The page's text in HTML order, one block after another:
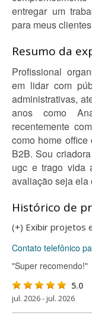
entregar um
para meus
Resumo da
Profissional
em lidar com
administrativas,
anos como
recentemente
como home office
B2B. Sou
ugc e trago vida
avaliação seja ela
Histórico de
(+) Exibir projetos
Contato telefônico
"Super recomendo!"
5.0
jul. 2026 - jul. 2026